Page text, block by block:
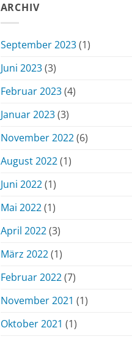
ARCHIV
September 2023(1)
Juni 2023(3)
Februar 2023(4)
Januar 2023(3)
November 2022(6)
August 2022(1)
Juni 2022(1)
Mai 2022(1)
April 2022(3)
März 2022(1)
Februar 2022(7)
November 2021 (1)
Oktober 2021 (1)